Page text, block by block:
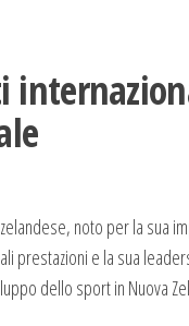
noto per la sua
prestazioni e la sua
dello sport in Nuova